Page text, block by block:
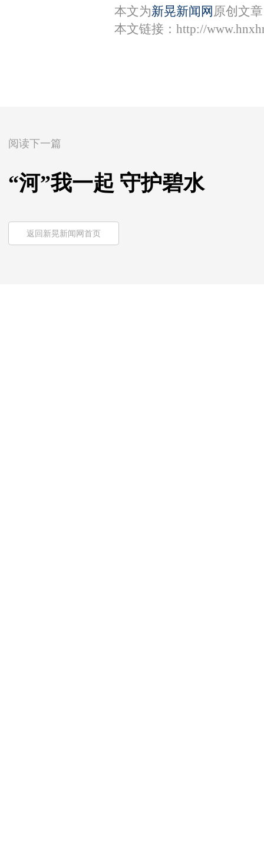
本文为新晃新闻网 原创文
本文链接： http://
阅读下一篇
“河”我一起 守护碧水
返回新晃新闻网首页